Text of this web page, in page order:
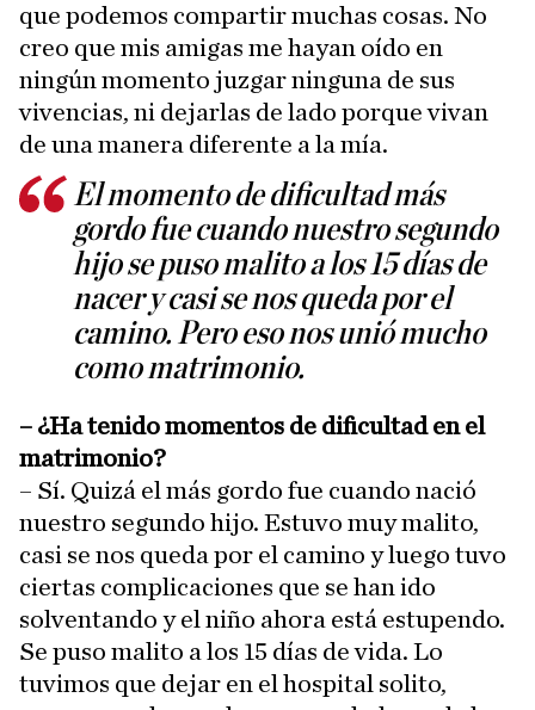
que podemos compartir muchas cosas. No
creo que mis amigas me hayan oído en
ningún momento juzgar ninguna de sus
vivencias, ni dejarlas de lado porque vivan
de una manera diferente a la mía.
El momento de dificultad más
gordo fue cuando nuestro segundo
hijo se puso malito a los 15 días de
nacer y casi se nos queda por el
camino. Pero eso nos unió mucho
como matrimonio.
– ¿Ha tenido momentos de dificultad en el
matrimonio?
– Sí. Quizá el más gordo fue cuando nació
nuestro segundo hijo. Estuvo muy malito,
casi se nos queda por el camino y luego tuvo
ciertas complicaciones que se han ido
solventando y el niño ahora está estupendo.
Se puso malito a los 15 días de vida. Lo
tuvimos que dejar en el hospital solito,